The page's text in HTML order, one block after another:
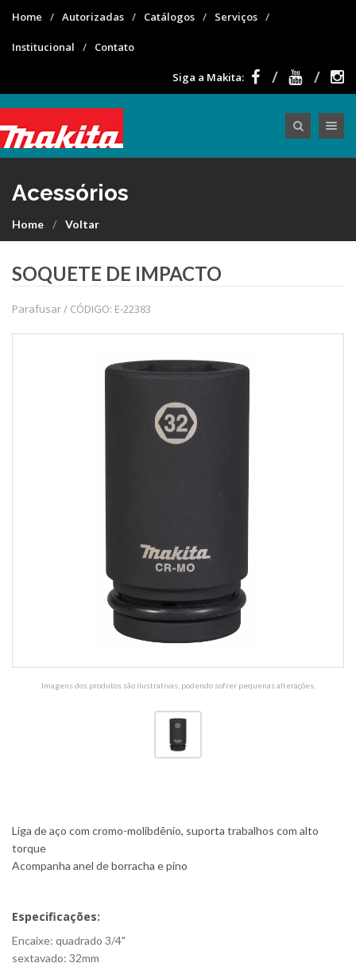
Home Autorizadas Catálogos Serviços
Institucional Contato
Siga a Makita:
Acessórios
Home Voltar
SOQUETE DE IMPACTO
Parafusar / CÓDIGO: E-22383
Imagens dos produtos são ilustrativas, podendo sofrer pequenas alterações.
Liga de aço com cromo-molibdênio, suporta trabalhos com alto
torque
Acompanha anel de borracha e pino
Especificações:
Encaixe: quadrado 3/4"
sextavado: 32mm